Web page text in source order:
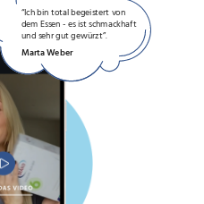
“Ich bin total begeistert von
dem Essen - es ist schmackhaft
und sehr gut gewürzt”.
Marta Weber